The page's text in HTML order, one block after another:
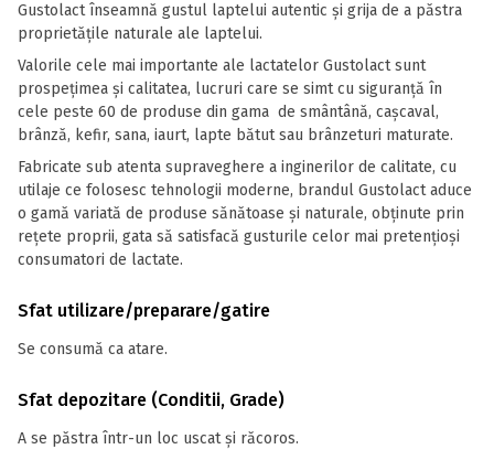
Gustolact înseamnă gustul laptelui autentic și grija de a păstra
proprietățile naturale ale laptelui.
Valorile cele mai importante ale lactatelor Gustolact sunt
prospețimea și calitatea, lucruri care se simt cu siguranță în
cele peste 60 de produse din gama de smântână, cașcaval,
brânză, kefir, sana, iaurt, lapte bătut sau brânzeturi maturate.
Fabricate sub atenta supraveghere a inginerilor de calitate, cu
utilaje ce folosesc tehnologii moderne, brandul Gustolact aduce
o gamă variată de produse sănătoase și naturale, obținute prin
rețete proprii, gata să satisfacă gusturile celor mai pretențioși
consumatori de lactate.
Sfat utilizare/preparare/gatire
Se consumă ca atare.
Sfat depozitare (Conditii, Grade)
A se păstra într-un loc uscat și răcoros.